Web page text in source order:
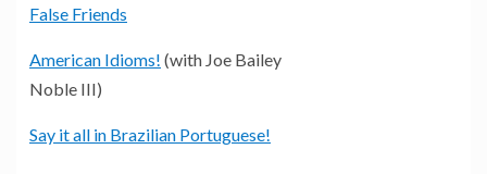
False Friends
American Idioms! (with Joe Bailey
Noble III)
Say it all in Brazilian Portuguese!